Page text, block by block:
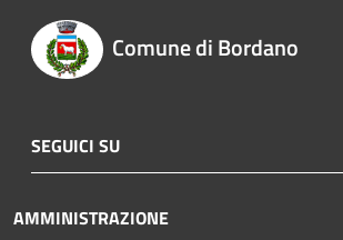
Comune di Bordano
SEGUICI SU
AMMINISTRAZIONE